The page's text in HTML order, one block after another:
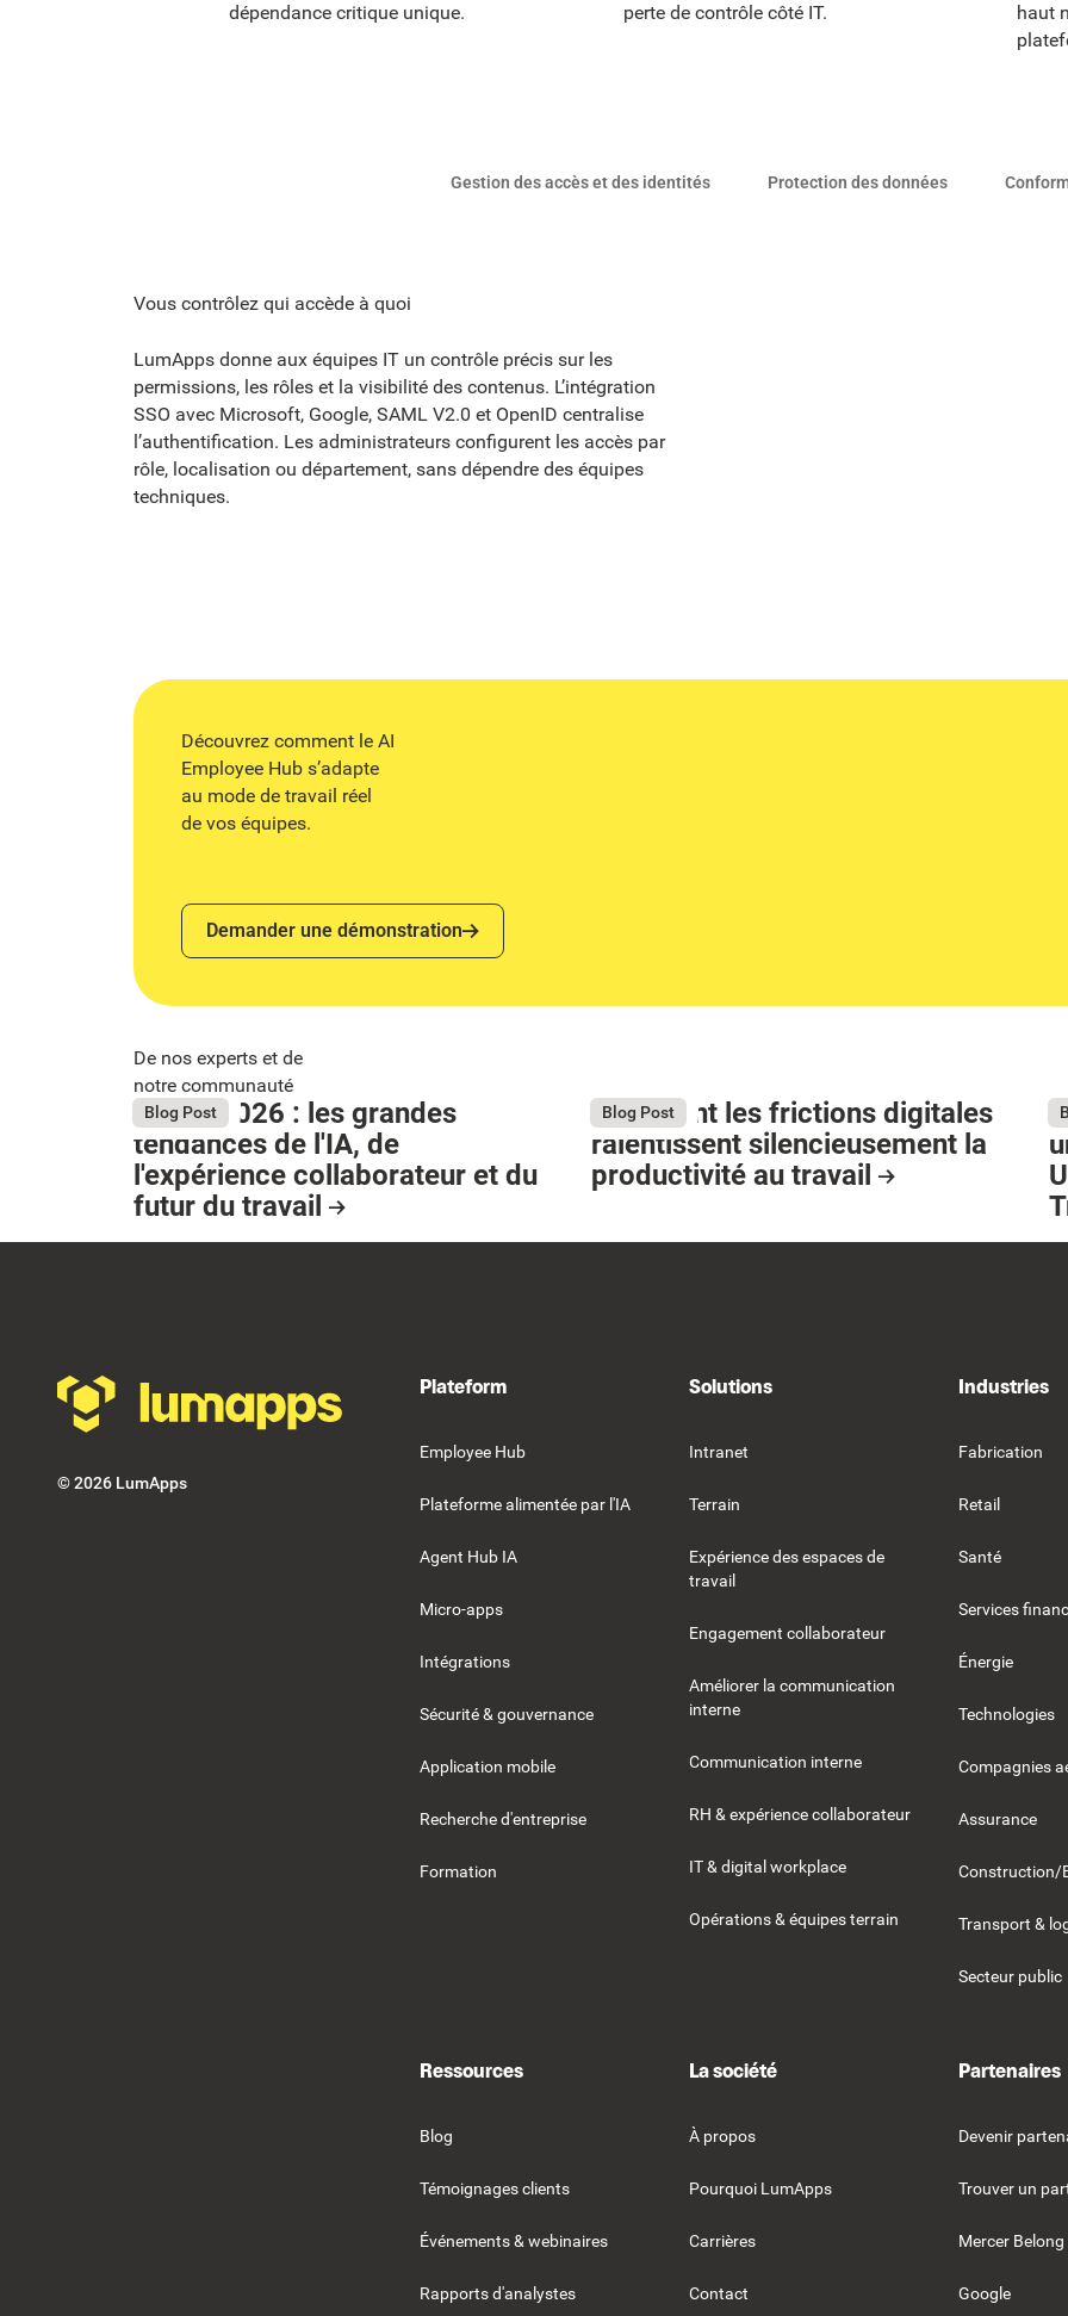
dépendance critique unique.
perte de contrôle côté IT.
haut
Gestion des accès et des identités Protection des données
Vous contrôlez qui accède à quoi
LumApps donne aux équipes IT un contrôle précis sur les
permissions, les rôles et la visibilité des contenus. L’intégration
SSO avec Microsoft, Google, SAML V2.0 et OpenID centralise
l’authentification. Les administrateurs configurent les accès par
rôle, localisation ou département, sans dépendre des équipes
techniques.
Découvrez comment le AI
Employee Hub s’adapte
au mode de travail réel
de vos équipes.
Demander une démonstration
Demander une démonstration
Button Text
De nos experts et de
notre communauté
August 4, 2026
Blog Post
Bright 2026 : les grandes
tendances de l'IA, de
l'expérience collaborateur et du
futur du travail
Resource Card
August 4, 2026
Blog Post
Comment les frictions digitales
ralentissent silencieusement la
productivité au travail
©2026 LumApps
Plateform
Employee Hub
Plateforme alimentée par l'IA
Agent Hub IA
Micro-apps
Intégrations
Sécurité & gouvernance
Application mobile
Recherche d'entreprise
Formation
Solutions
Intranet
Terrain
Expérience des espaces de
travail
Engagement collaborateur
Améliorer la communication
interne
Communication interne
RH & expérience collaborateur
IT & digital workplace
Opérations & équipes terrain
Industries
Fabrication
Retail
Santé
Services
Énergie
Technologies
Compagnies
Assurance
Construction/
Transport &
Secteur public
Ressources
Blog
Témoignages clients
Événements & webinaires
Rapports d'analystes
La société
À propos
Pourquoi LumApps
Carrières
Contact
Partenaires
Devenir
Trouver un
Mercer Belong
Google